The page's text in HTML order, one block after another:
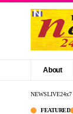
About
NEWSLIVE24x7
FEATURED